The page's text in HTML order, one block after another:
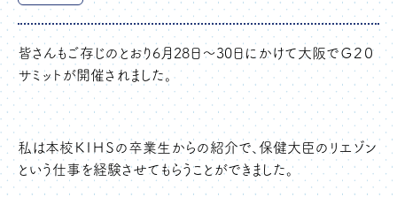
皆さんもご存じのとおり6月28日～30日にかけて大阪でＧ２０
サミットが開催されました。
私は本校ＫＩＨＳの卒業生からの紹介で、保健大臣のリエゾン
という仕事を経験させてもらうことができました。